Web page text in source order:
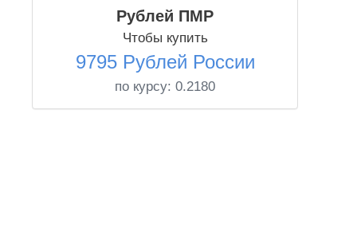
Рублей ПМР
Чтобы купить
9795 Рублей России
по курсу: 0.2180